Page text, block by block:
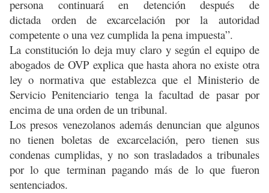
persona continuará en detención después de
dictada orden de excarcelación por la autoridad
competente o una vez cumplida la pena impuesta”.
La constitución lo deja muy claro y según el equipo de
abogados de OVP explica que hasta ahora no existe otra
ley o normativa que establezca que el Ministerio de
Servicio Penitenciario tenga la facultad de pasar por
encima de una orden de un tribunal.
Los presos venezolanos además denuncian que algunos
no tienen boletas de excarcelación, pero tienen sus
condenas cumplidas, y no son trasladados a tribunales
por lo que terminan pagando más de lo que fueron
sentenciados.